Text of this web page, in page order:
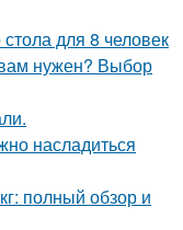
для 8 человек
нужен? Выбор
насладиться
полный обзор и